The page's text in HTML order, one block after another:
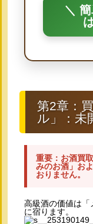
＼
第2章：
ル」：未
重要：お酒買
みのお酒」お
おりません。
高級酒の価値は「
に宿ります。